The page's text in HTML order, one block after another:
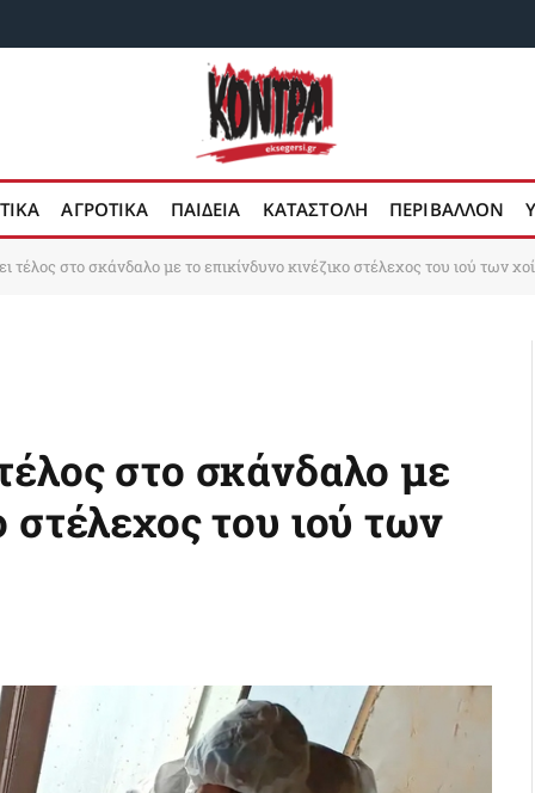
ΑΓΡΟΤΙΚΑ ΠΑΙΔΕΙΑ ΚΑΤΑΣΤΟΛΗ ΠΕΡΙΒΑΛΛΟΝ
τέλος στο σκάνδαλο με το επικίνδυνο κινέζικο στέλεχος του ιού των
στο σκάνδαλο με
στέλεχος του ιού των